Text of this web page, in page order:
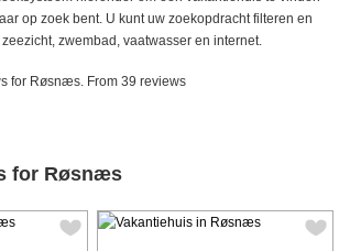
op zoek bent. U kunt uw zoekopdracht filteren en
zwembad, vaatwasser en internet.
for Røsnæs. From 39 reviews
for Røsnæs